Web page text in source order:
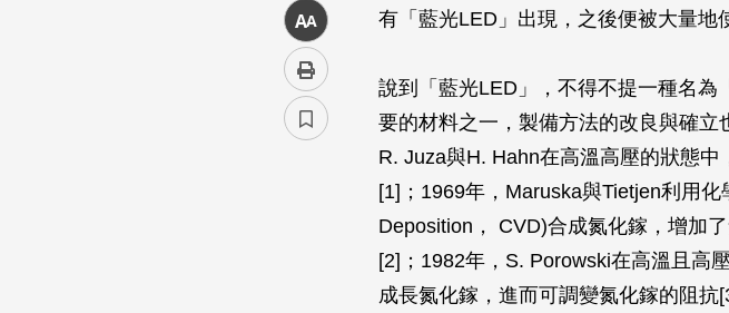
中
有「藍光LED」出現，之後便被大量地
說到「藍光LED」，不得不提一種名
要的材料之一，製備方法的改良與確
R. Juza與H. Hahn在高溫高壓的狀態
[1]；1969年，Maruska與Tietjen利用
Deposition， CVD)合成氮化鎵，增加
[2]；1982年，S. Porowski在高溫且高
成長氮化鎵，進而可調變氮化鎵的阻